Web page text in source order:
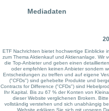
Mediadaten
ETF Nachrichten bietet hochwertige Einblicke
zum Thema Aktienkauf und Aktienanlage. Wir
die Top-Anbieter und geben einen
oder empfehlen keinen Anbieter sondern
Entscheidungen zu treffen und auf eigene
("CFDs") sind gehebelte Produkte und
Contracts for Difference ("CFDs") sind
Ihr Kapital. Bis zu 67 % der Konten von
dieser Website verglichenen Brokern.
vollständig verstehen und sich unabhängig
Website erklären Sie sich mit unseren